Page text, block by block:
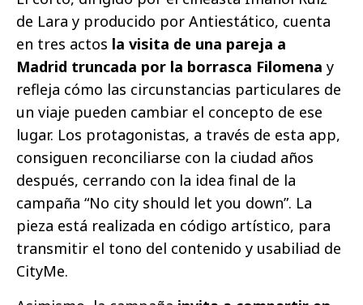
de Lara y producido por Antiestático, cuenta
en tres actos la visita de una pareja a
Madrid truncada por la borrasca Filomena y
refleja cómo las circunstancias particulares de
un viaje pueden cambiar el concepto de ese
lugar. Los protagonistas, a través de esta app,
consiguen reconciliarse con la ciudad años
después, cerrando con la idea final de la
campaña “No city should let you down”. La
pieza está realizada en código artístico, para
transmitir el tono del contenido y usabiliad de
CityMe.